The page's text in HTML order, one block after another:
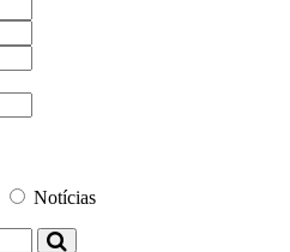
Notícias